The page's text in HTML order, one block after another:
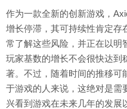
作为一款全新的创新游戏，
增长停滞，其可持续性肯定存
常了解这些风险，并正在以明
玩家基数的增长不会很快达到
著。不过，随着时间的推移可
于游戏的人来说，这绝对是需
兴看到游戏在未来几年的发展